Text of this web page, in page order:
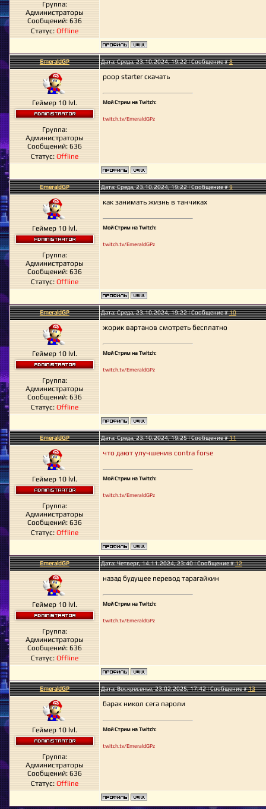
Группа:
Администраторы
Сообщений: 636
Статус: Offline
EmeraldGP Дата: Среда, 23.10.2024, 19:22 | Сообщение #8
Геймер 10 lvl.
Группа:
Администраторы
Сообщений: 636
Статус: Offline
poop starter скачать
Мой Стрим на Twitch:
twitch.tv/EmeraldGPz
EmeraldGP Дата: Среда, 23.10.2024, 19:22 | Сообщение #9
Геймер 10 lvl.
Группа:
Администраторы
Сообщений: 636
Статус: Offline
как занимать жизнь в танчиках
Мой Стрим на Twitch:
twitch.tv/EmeraldGPz
EmeraldGP Дата: Среда, 23.10.2024, 19:22 | Сообщение #10
Геймер 10 lvl.
Группа:
Администраторы
Сообщений: 636
Статус: Offline
жорик вартанов смотреть бесплатно
Мой Стрим на Twitch:
twitch.tv/EmeraldGPz
EmeraldGP Дата: Среда, 23.10.2024, 19:25 | Сообщение #11
Геймер 10 lvl.
Группа:
Администраторы
Сообщений: 636
Статус: Offline
что дают улучшенив contra forse
Мой Стрим на Twitch:
twitch.tv/EmeraldGPz
EmeraldGP Дата: Четверг, 14.11.2024, 23:40 | Сообщение #12
Геймер 10 lvl.
Группа:
Администраторы
Сообщений: 636
Статус: Offline
назад будущее перевод тарагайкин
Мой Стрим на Twitch:
twitch.tv/EmeraldGPz
EmeraldGP Дата: Воскресенье, 23.02.2025, 17:42 | Сообщение #13
Геймер 10 lvl.
Группа:
Администраторы
Сообщений: 636
Статус: Offline
барак никол сега пароли
Мой Стрим на Twitch:
twitch.tv/EmeraldGPz